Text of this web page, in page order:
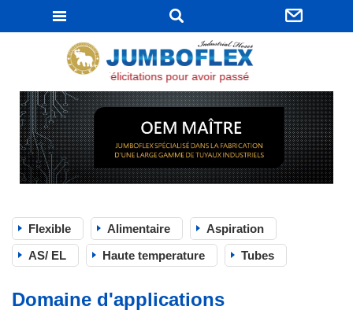
Félicitations pour avoir passé la certification ISO
Flexible Alimentaire
Aspiration
AS/ EL
Haute temperature Tubes
Domaine d'applications